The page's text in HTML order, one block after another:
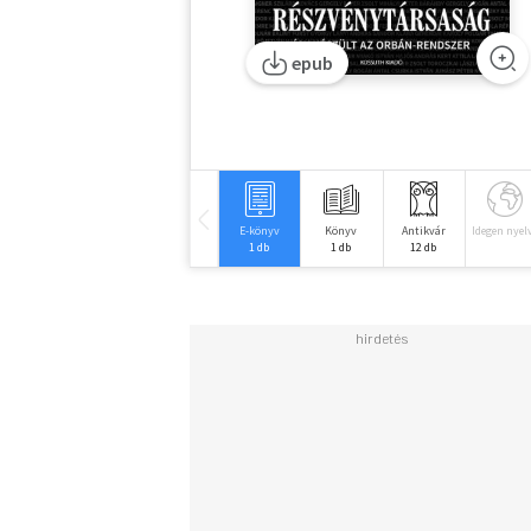
epub
E-könyv
1 db
Könyv
1 db
Antikvár
12 db
Idegen